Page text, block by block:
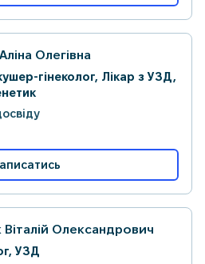
Олегівна
гінеколог, Лікар з УЗД,
Віталій Олександрович
УЗД